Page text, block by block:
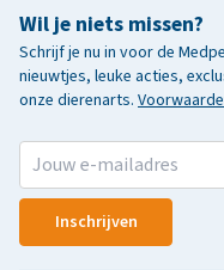
Wil je niets missen?
Schrijf je nu in voor de
nieuwtjes, leuke acties,
onze dierenarts.
Inschrijven